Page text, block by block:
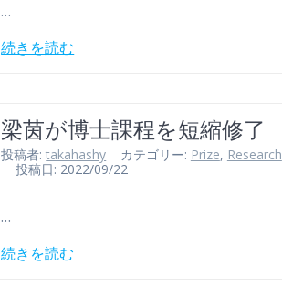
…
続きを読む
梁茵が博士課程を短縮修了
投稿者:takahashy カテゴリー: Prize, Research
投稿日: 2022/09/22
…
続きを読む